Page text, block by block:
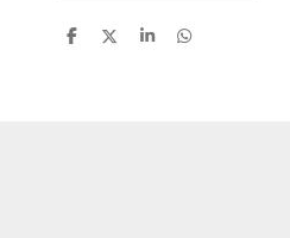
D
D
S
D